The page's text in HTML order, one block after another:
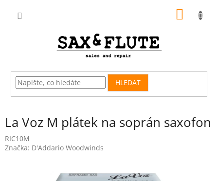
HLEDAT
La Voz M plátek na soprán saxofon
RIC10M
Značka: D'Addario Woodwinds